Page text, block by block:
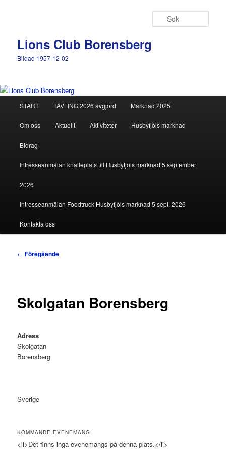
Lions Club Borensberg
Bildad 1957-12-02
START TÄVLING 2026 avgjord Marknad 2025
Om oss Aktuellt Aktiviteter Husbyfjöls marknad
Bidrag
Intresseanmälan knalleplats till Husbyfjöls marknad 5 september
2026
Intresseanmälan Foodtruck Husbyfjöls marknad 5 sept. 2026
Kontakta oss
Inläggsnavigering
← Föregående
Skolgatan Borensberg
Adress
Skolgatan
Borensberg
Sverige
KOMMANDE EVENEMANG
<li>Det finns inga evenemangs på denna plats.</li>